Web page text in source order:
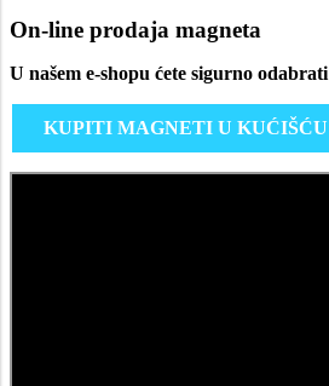
On-line prodaja magneta
U našem e-shopu ćete sigurno odabrati
KUPITI MAGNETI U KUĆIŠĆU